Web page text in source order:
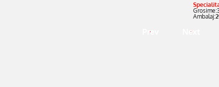
Grosime:
Ambalaj:
Prev Next